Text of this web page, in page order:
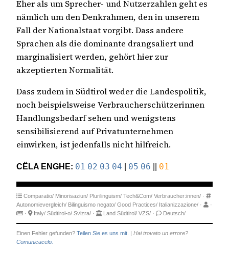
Eher als um Sprecher- und Nutzerzahlen geht es
nämlich um den Denkrahmen, den in unserem
Fall der Nationalstaat vorgibt. Dass andere
Sprachen als die dominante drangsaliert und
marginalisiert werden, gehört hier zur
akzeptierten Normalität.
Dass zudem in Südtirol weder die Landespolitik,
noch beispielsweise Verbraucherschützerinnen
Handlungsbedarf sehen und wenigstens
sensibilisierend auf Privatunternehmen
einwirken, ist jedenfalls nicht hilfreich.
CËLA ENGHE: 01 02 03 04 | 05 06 || 01
Comparatio/ Minorisaziun/ Plurilinguism/ Tech&Com/ Verbraucher:innen/ ·
Autonomievergleich/ Bilinguismo negato/ Good Practices/ Italianizzazione/ ·
·
·
Italy/ Südtirol-o/ Svizra/ · Land Südtirol/ VZS/ · Deutsch/
Einen Fehler gefunden? Teilen Sie es uns mit. | Hai trovato un errore?
Comunicacelo.